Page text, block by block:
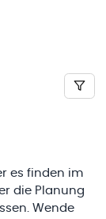
es finden im
die Planung
Wende